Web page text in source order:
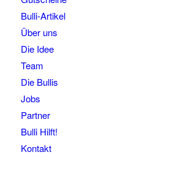
Bulli-Artikel
Über uns
Die Idee
Team
Die Bullis
Jobs
Partner
Bulli Hilft!
Kontakt